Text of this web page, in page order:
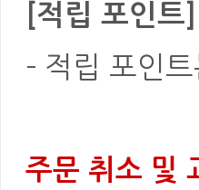
[적립 포인트]
- 적립 포인
주문 취소 및